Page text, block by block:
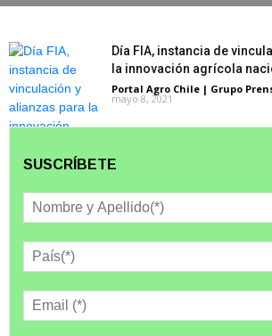
Día FIA, instancia de
la innovación agrícola
Portal Agro Chile | Grupo
mayo 8, 2021
SUSCRÍBETE